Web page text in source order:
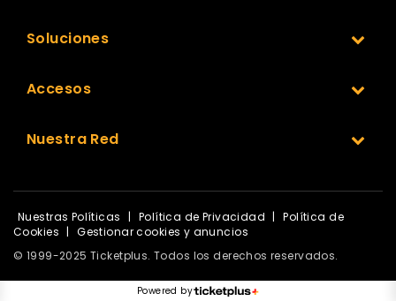
Soluciones
Accesos
Nuestra Red
Nuestras Políticas | Política de Privacidad |
Política de
Cookies |
Gestionar cookies y anuncios
© 1999-2025 Ticketplus. Todos los derechos reservados.
Powered by